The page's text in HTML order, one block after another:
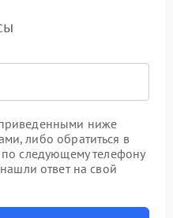
ниже
либо обратиться в
по следующему телефону
ответ на свой